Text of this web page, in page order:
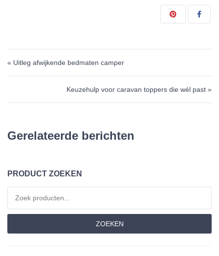
Bericht navigatie
« Uitleg afwijkende bedmaten camper
Keuzehulp voor caravan toppers die wél past »
Gerelateerde berichten
PRODUCT ZOEKEN
ZOEKEN